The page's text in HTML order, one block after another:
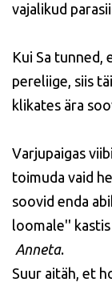
vajalikud
Kui Sa tunned,
pereliige, siis
klikates ära
Varjupaigas
toimuda vaid
soovid enda
loomale''
Anneta.
Suur aitäh, et